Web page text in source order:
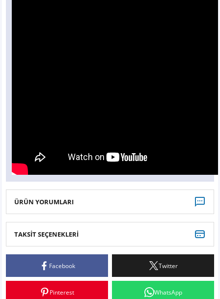
ÜRÜN YORUMLARI
Opel corsa 2015 e ön takımı bir tık zorlanarak taktım ama uyumludur. Ne ses var
Bunlar eskiyince yeniden silecek sepetinden alışveriş yapmayı düşünüyorum
TAKSİT SEÇENEKLERİ
Facebook Twitter
Pinterest WhatsApp